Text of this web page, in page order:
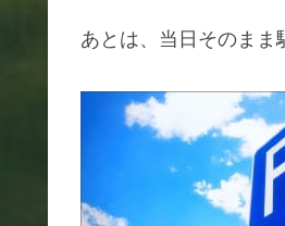
あとは、当日そのまま